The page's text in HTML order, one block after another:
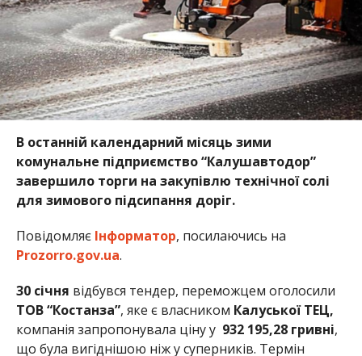
В останній календарний місяць зими
комунальне підприємство “Калушавтодор”
завершило торги на закупівлю технічної солі
для зимового підсипання доріг.
Повідомляє Інформатор, посилаючись на
Prozorro.gov.ua.
30 січня відбувся тендер, переможцем оголосили
ТОВ “Костанза”, яке є власником Калуської ТЕЦ,
компанія запропонувала ціну у 932 195,28 гривні,
що була вигіднішою ніж у суперників. Термін